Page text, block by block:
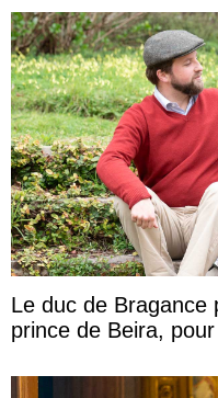
Le duc de Bragance
prince de Beira,